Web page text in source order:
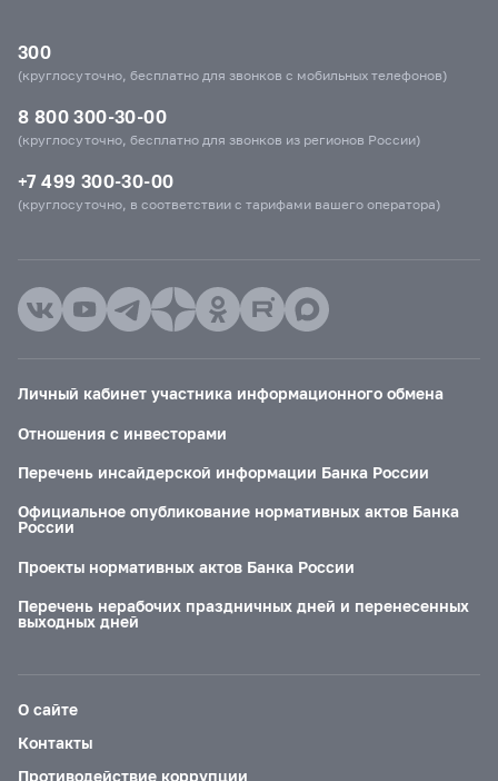
300
(круглосуточно, бесплатно для звонков с мобильных телефонов)
8 800 300-30-00
(круглосуточно, бесплатно для звонков из регионов России)
+7 499 300-30-00
(круглосуточно, в соответствии с тарифами вашего оператора)
Личный кабинет участника информационного обмена
Отношения с инвесторами
Перечень инсайдерской информации Банка России
Официальное опубликование нормативных актов Банка
России
Проекты нормативных актов Банка России
Перечень нерабочих праздничных дней и перенесенных
выходных дней
О сайте
Контакты
Противодействие коррупции